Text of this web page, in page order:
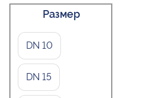
Размер
DN 10
DN 15